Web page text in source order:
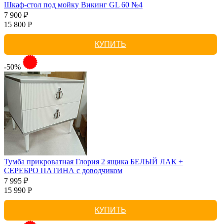
Шкаф-стол под мойку Викинг GL 60 №4
7 900 ₽
15 800 Р
КУПИТЬ
-50%
Тумба прикроватная Глория 2 ящика БЕЛЫЙ ЛАК +
СЕРЕБРО ПАТИНА с доводчиком
7 995 ₽
15 990 Р
КУПИТЬ